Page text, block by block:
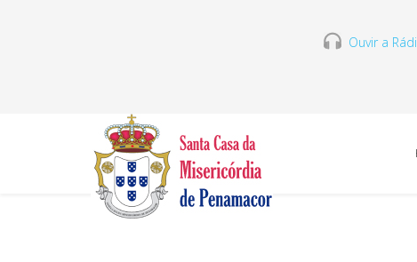
Ouvir a